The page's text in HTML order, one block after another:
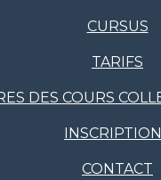
CURSUS
TARIFS
DES COURS
CONTACT